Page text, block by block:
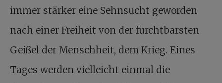
immer stärker eine Sehnsucht geworden
nach einer Freiheit von der furchtbarsten
Geißel der Menschheit, dem Krieg. Eines
Tages werden vielleicht einmal die